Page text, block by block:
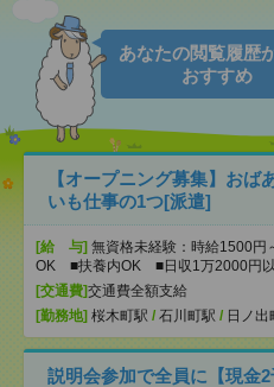
あなたの閲覧履歴
おすすめ
【オープニング募集】おば
いも仕事の1つ[派遣]
[給 与] 無資格未経験：時給1500
OK ■扶養内OK ■日収1万2000円
[交通費]交通費全額支給
[勤務地] 桜木町駅 / 石川町駅 / 日ノ出
説明会参加で全員に【現金